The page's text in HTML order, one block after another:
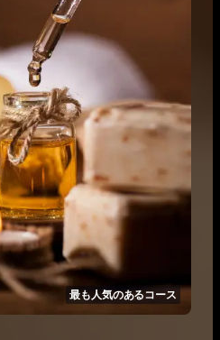
最も人気のあるコース